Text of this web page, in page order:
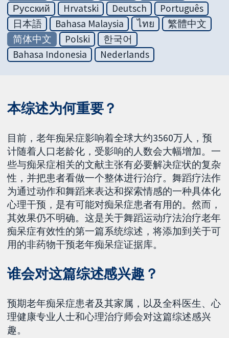
Русский
Hrvatski Deutsch
Português
日本語
Bahasa Malaysia ไทย
繁體中文
简体中文
Polski
한국어
Bahasa Indonesia
Nederlands
本综述为何重要？
目前，老年痴呆症影响着全球大约3560万人，预
计随着人口老龄化，受影响的人数会大幅增加。一
些与痴呆症相关的文献主张有必要解决症状的复杂
性，并把患者看做一个整体进行治疗。舞蹈疗法作
为通过动作和舞蹈来表达和探索情感的一种具体化
心理干预，是有可能对痴呆症患者有用的。然而，
其效果仍不明确。这是关于舞蹈运动疗法治疗老年
痴呆症有效性的第一篇系统综述，将添加到关于可
用的非药物干预老年痴呆症证据库。
谁会对这篇综述感兴趣？
预期老年痴呆症患者及其家属，以及全科医生、心
理健康专业人士和心理治疗师会对这篇综述感兴
趣。